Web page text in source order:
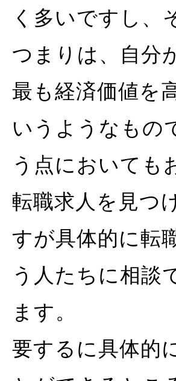
く多いですし、
つまりは、自分
最も経済価値を
いうようなもの
う点においても
転職求人を見つ
すが具体的に転
う人たちに相談
ます。
要するに具体的